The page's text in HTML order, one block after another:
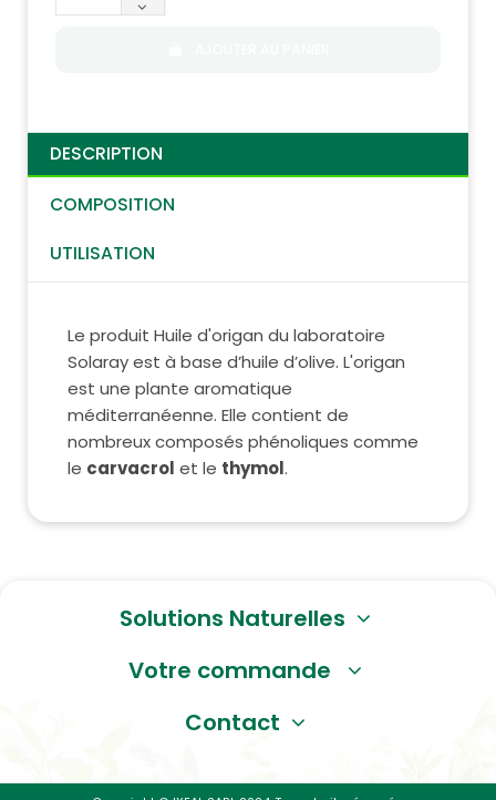
DESCRIPTION
COMPOSITION
UTILISATION
Le produit Huile d'origan du laboratoire
Solaray est à base d’huile d’olive. L'origan
est une plante aromatique
méditerranéenne. Elle contient de
nombreux composés phénoliques comme
le carvacrol et le thymol.
Solutions Naturelles
Votre commande
Contact